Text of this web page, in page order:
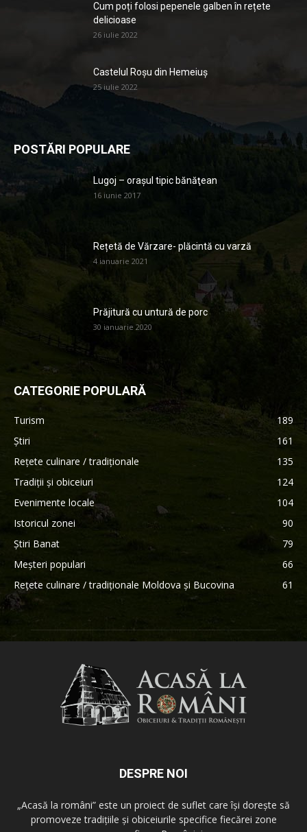
Cum poți folosi pepenele galben în rețete
delicioase
26 iulie 2022
Castelul Roșu din Hemeiuș
25 iulie 2022
POSTĂRI POPULARE
Lugoj – orașul tipic bănăţean
16 iunie 2017
Rețetă de Vărzare- plăcintă cu varză
4 ianuarie 2021
Prăjitură cu untură de porc
30 ianuarie 2020
CATEGORIE POPULARĂ
Turism
189
Știri
161
Rețete culinare / tradiționale
135
Tradiții și obiceiuri
124
Evenimente locale
104
Istoricul zonei
90
Știri Banat
79
Meșteri populari
66
Rețete culinare / tradiționale Moldova și Bucovina
61
DESPRE NOI
„Acasă la români” este un proiect de suflet care își dorește să
promoveze tradițiile și obiceiurile specifice fiecărei zone